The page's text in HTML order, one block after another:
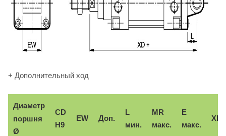
+ Дополнительный ход
Диаметр
поршня
Ø
CD
H9
EW Доп.
L
мин.
MR
макс.
E
макс.
XD